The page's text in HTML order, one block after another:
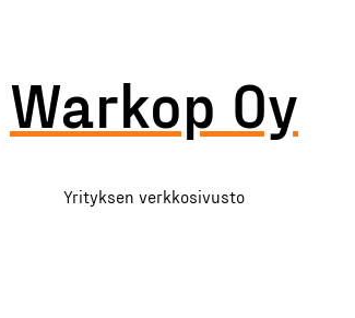
Warkop Oy
Yrityksen verkkosivusto